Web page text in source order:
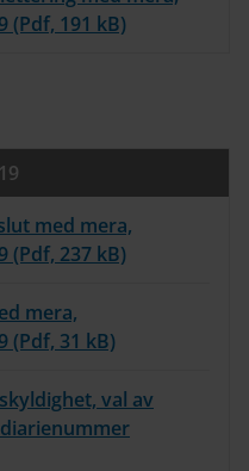
(Pdf, 191 kB)
med mera,
(Pdf, 237 kB)
mera,
(Pdf, 31 kB)
val av